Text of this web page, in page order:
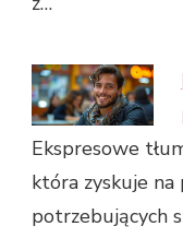
Ekspresowe
która zyskuje
potrzebujących